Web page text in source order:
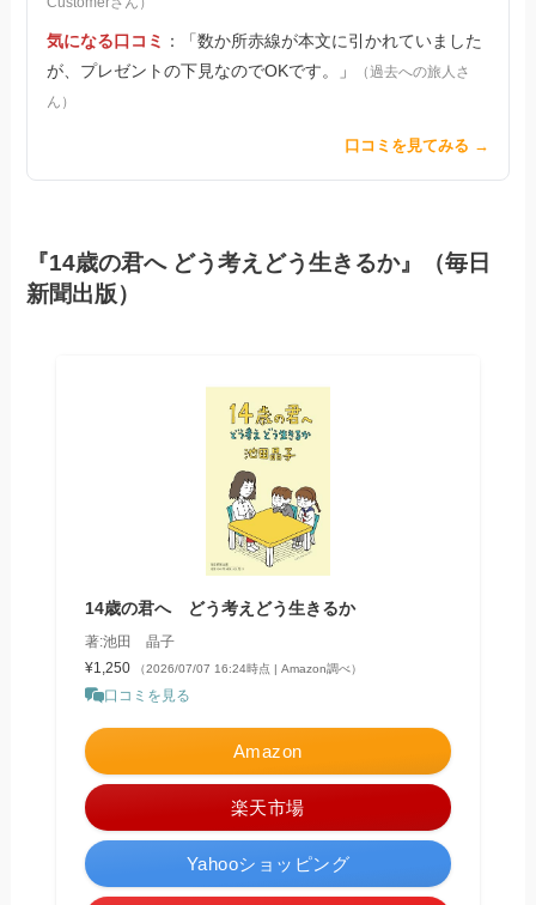
気になる口コミ
：「数か所赤線が本文に引かれていました
が、プレゼントの下見なのでOKです。」
（過去への旅人さ
ん）
口コミを見てみる →
『14歳の君へ どう考えどう生きるか』（毎日
新聞出版）
14歳の君へ どう考えどう生きるか
著:池田 晶子
¥1,250
（2026/07/07 16:24時点 | Amazon調べ）
口コミを見る
Amazon
楽天市場
Yahooショッピング